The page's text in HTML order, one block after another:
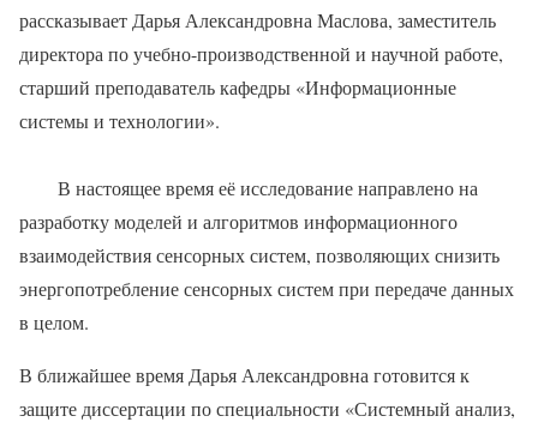
рассказывает Дарья Александровна Маслова, заместитель
директора по учебно-производственной и научной работе,
старший преподаватель кафедры «Информационные
системы и технологии».
В настоящее время её исследование направлено на
разработку моделей и алгоритмов информационного
взаимодействия сенсорных систем, позволяющих снизить
энергопотребление сенсорных систем при передаче данных
в целом.
В ближайшее время Дарья Александровна готовится к
защите диссертации по специальности «Системный анализ,